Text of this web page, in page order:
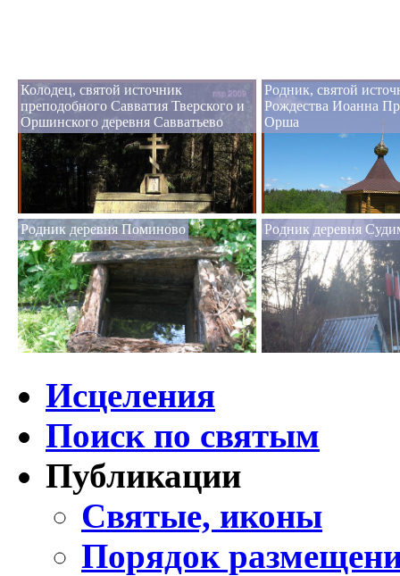
Колодец, святой источник
преподобного Савватия Тверского и
Оршинского деревня Савватьево
Родник, святой
Рождества Иоанна
Орша
Родник деревня Поминово Родник деревня
Исцеления
Поиск по святым
Публикации
Святые, иконы
Порядок